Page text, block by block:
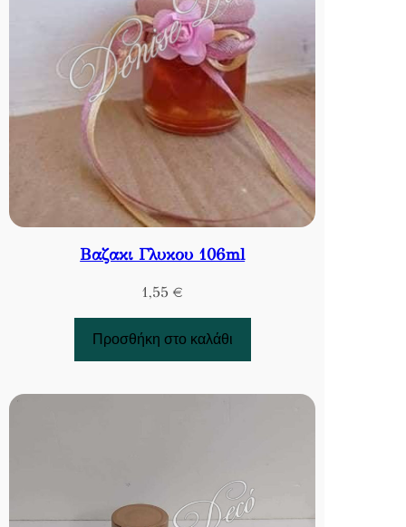
Βαζακι Γλυκου 106ml
1,55 €
Προσθήκη στο καλάθι